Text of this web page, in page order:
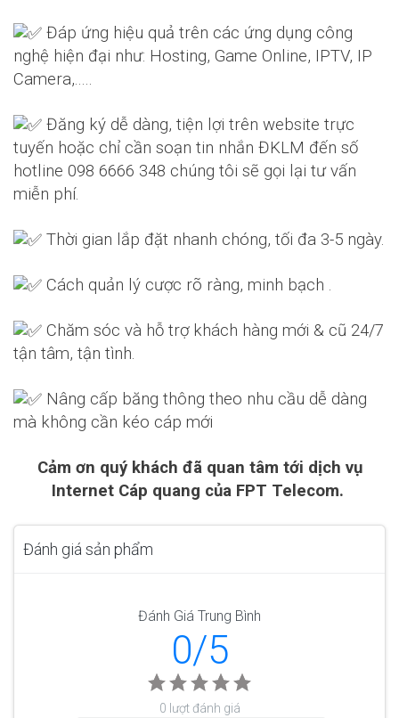
Đáp ứng hiệu quả trên các ứng dụng công
nghệ hiện đại như: Hosting, Game Online, IPTV, IP
Camera,.....
Đăng ký dễ dàng, tiện lợi trên website trực
tuyến hoặc chỉ cần soạn tin nhắn ĐKLM đến số
hotline 098 6666 348 chúng tôi sẽ gọi lại tư vấn
miễn phí.
Thời gian lắp đặt nhanh chóng, tối đa 3-5 ngày.
Cách quản lý cược rõ ràng, minh bạch .
Chăm sóc và hỗ trợ khách hàng mới & cũ 24/7
tận tâm, tận tình.
Nâng cấp băng thông theo nhu cầu dễ dàng
mà không cần kéo cáp mới
Cảm ơn quý khách đã quan tâm tới dịch vụ
Internet Cáp quang của FPT Telecom.
Đánh giá sản phẩm
Đánh Giá Trung Bình
0/5
0 lượt đánh giá